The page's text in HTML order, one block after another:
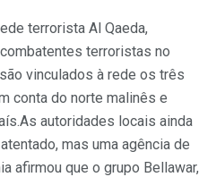
terrorista Al Qaeda,
terroristas no
vinculados à rede os três
conta do norte malinês e
autoridades locais ainda
mas uma agência de
afirmou que o grupo Bellawar,